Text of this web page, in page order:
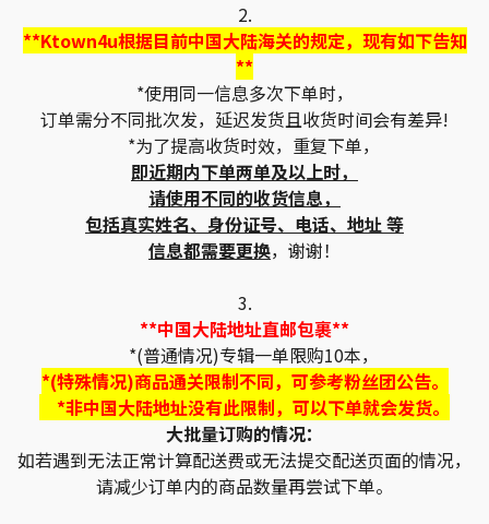
2.
**Ktown4u根据目前中国大陆海关的规定，现有如下告知
**
*使用同一信息多次下单时，
订单需分不同批次发，延迟发货且收货时间会有差异!
*为了提高收货时效，重复下单，
即近期内下单两单及以上时，
请使用不同的收货信息，
包括真实姓名、身份证号、电话、地址 等
信息都需要更换，谢谢！
3.
**中国大陆地址直邮包裹**
*(普通情况)专辑一单限购10本，
*(特殊情况)商品通关限制不同，可参考粉丝团公告。
*非中国大陆地址没有此限制，可以下单就会发货。
大批量订购的情况：
如若遇到无法正常计算配送费或无法提交配送页面的情况，
请减少订单内的商品数量再尝试下单。